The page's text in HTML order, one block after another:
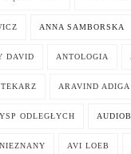
ANNA SAMBORSKA
DAVID ANTOLOGIA
ARAVIND ADIGA
ODLEGŁYCH
AVI LOEB